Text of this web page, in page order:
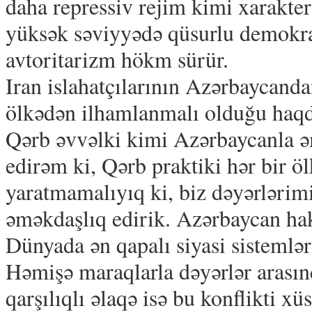
yüksək səviyyədə qüsurlu
avtoritarizm hökm sürür.
Iran islahatçılarının
ölkədən ilhamlanmalı olduğu
Qərb əvvəlki kimi Azərbaycanla
edirəm ki, Qərb praktiki hər bir
yaratmamalıyıq ki, biz
əməkdaşlıq edirik. Azərbaycan
Dünyada ən qapalı siyasi
Həmişə maraqlarla dəyərlər
qarşılıqlı əlaqə isə bu konflikti